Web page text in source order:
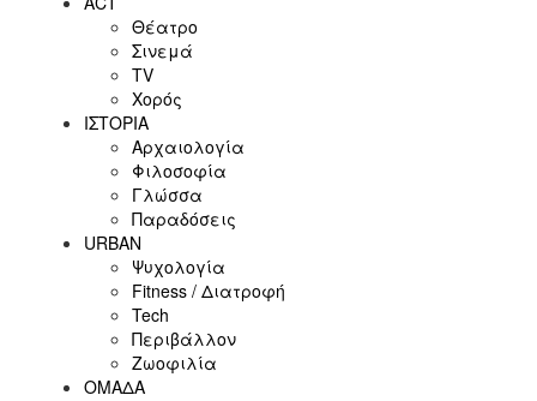
Θέατρο
Σινεμά
ΤV
Χορός
ΙΣΤΟΡΙΑ
Αρχαιολογία
Φιλοσοφία
Γλώσσα
Παραδόσεις
URBAN
Ψυχολογία
Fitness / Διατροφή
Tech
Περιβάλλον
Ζωοφιλία
ΟΜΑΔΑ